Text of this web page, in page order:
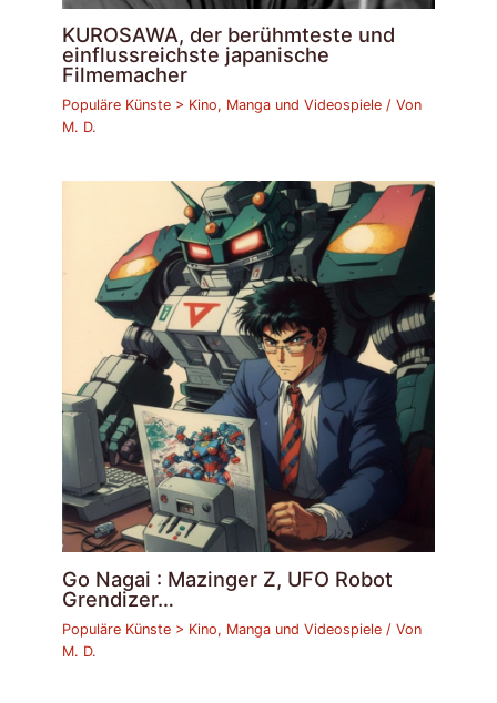
KUROSAWA, der berühmteste und
einflussreichste japanische
Filmemacher
Populäre Künste > Kino, Manga und Videospiele / Von
M. D.
Go Nagai : Mazinger Z, UFO Robot
Grendizer…
Populäre Künste > Kino, Manga und Videospiele / Von
M. D.